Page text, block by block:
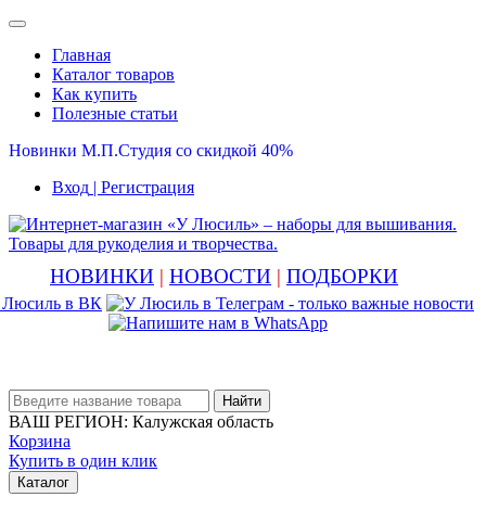
Главная
Каталог товаров
Как купить
Полезные статьи
Новинки М.П.Студия со скидкой 40%
Вход | Регистрация
НОВИНКИ | НОВОСТИ | ПОДБОРКИ
Найти
ВАШ РЕГИОН: Калужская область
Корзина
Купить в один клик
Каталог